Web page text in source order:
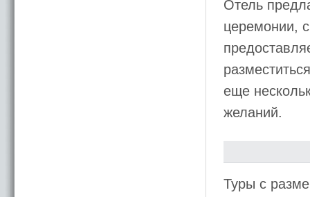
Отель
церемонии,
еще
желаний.
Туры с